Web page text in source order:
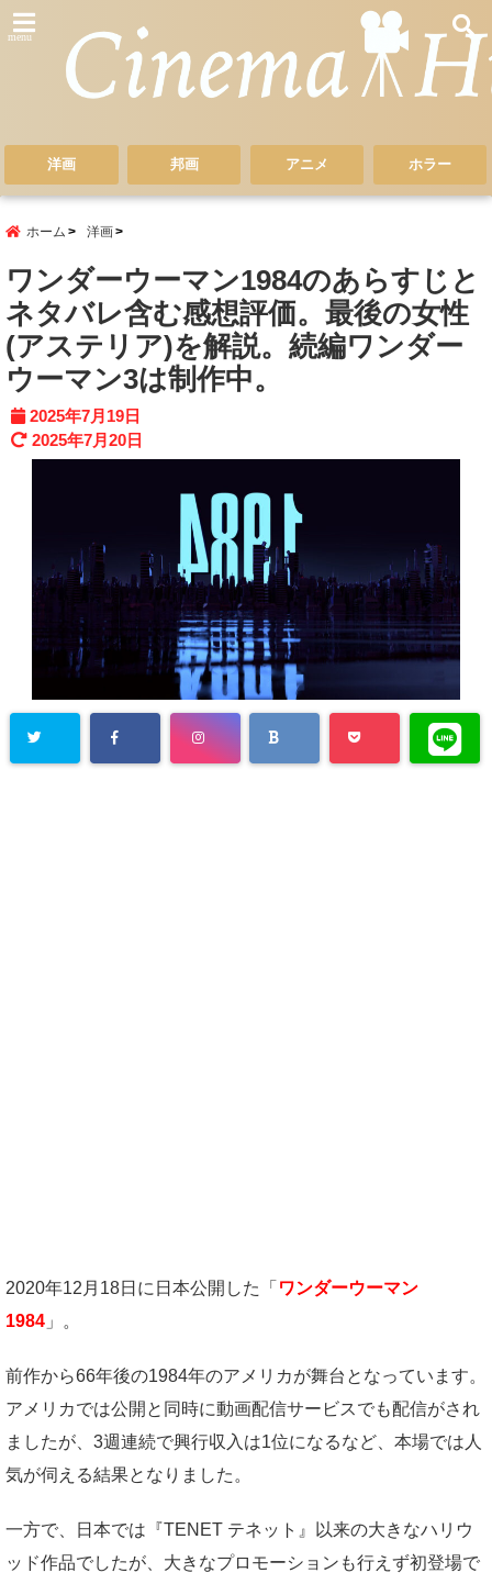
menu
洋画 邦画 アニメ ホラー
ホーム 洋画
ワンダーウーマン1984のあらすじと
ネタバレ含む感想評価。最後の女性
(アステリア)を解説。続編ワンダー
ウーマン3は制作中。
2025年7月19日
2025年7月20日
2020年12月18日に日本公開した「 ワンダーウーマン
1984 」。
前作から66年後の1984年のアメリカが舞台となっています。
アメリカでは公開と同時に動画配信サービスでも配信がされ
ましたが、3週連続で興行収入は1位になるなど、本場では人
気が伺える結果となりました。
一方で、日本では『TENET テネット』以来の大きなハリウ
ッド作品でしたが、大きなプロモーションも行えず初登場で